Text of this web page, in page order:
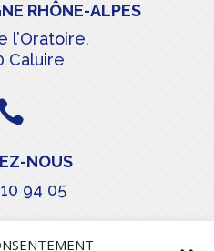
RHÔNE-ALPES
l’Oratoire,
Caluire
NOUS
94 05